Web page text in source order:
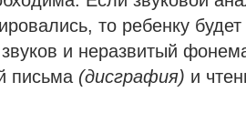
то ребенку
и неразвитый
письма (дисграфия) и